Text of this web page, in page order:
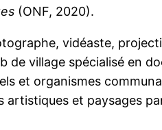
(ONF, 2020).
vidéaste,
de village spécialisé en
et organismes
et paysages